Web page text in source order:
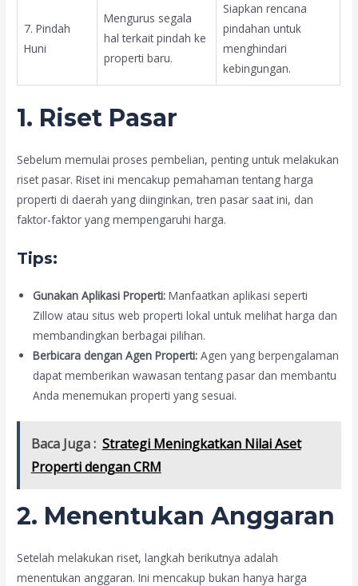
7. Pindah
Huni
Mengurus segala
hal terkait pindah ke
properti baru.
Siapkan rencana
pindahan untuk
menghindari
kebingungan.
1. Riset Pasar
Sebelum memulai proses pembelian, penting untuk melakukan
riset pasar. Riset ini mencakup pemahaman tentang harga
properti di daerah yang diinginkan, tren pasar saat ini, dan
faktor-faktor yang mempengaruhi harga.
Tips:
Gunakan Aplikasi Properti: Manfaatkan aplikasi seperti
Zillow atau situs web properti lokal untuk melihat harga dan
membandingkan berbagai pilihan.
Berbicara dengan Agen Properti: Agen yang berpengalaman
dapat memberikan wawasan tentang pasar dan membantu
Anda menemukan properti yang sesuai.
Baca Juga : Strategi Meningkatkan Nilai Aset
Properti dengan CRM
2. Menentukan Anggaran
Setelah melakukan riset, langkah berikutnya adalah
menentukan anggaran. Ini mencakup bukan hanya harga